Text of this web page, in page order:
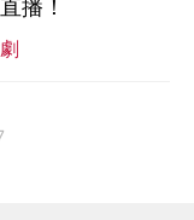
播！